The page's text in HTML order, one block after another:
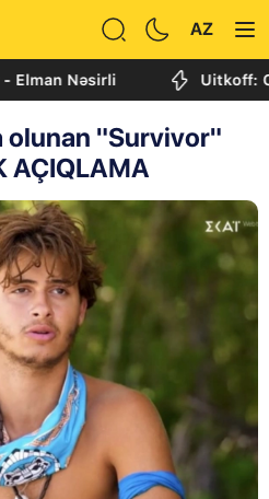
AZ
Nəsirli Uitkoff: Cənubi
olunan "Survivor"
AÇIQLAMA